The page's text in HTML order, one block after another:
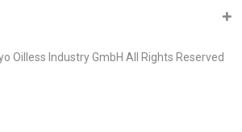
Oilless Industry GmbH All Rights Reserved